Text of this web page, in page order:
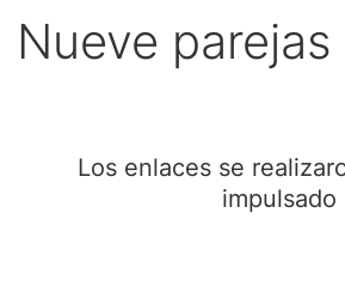
Nueve
Los enlaces se